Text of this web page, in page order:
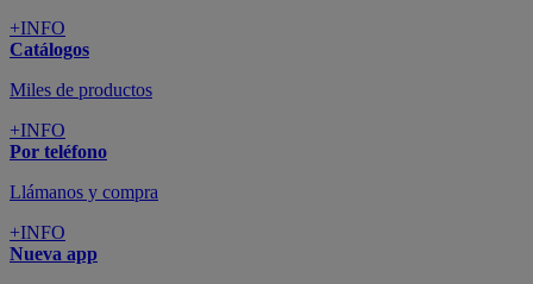
+INFO
Catálogos
Miles de productos
+INFO
Por teléfono
Llámanos y compra
+INFO
Nueva app